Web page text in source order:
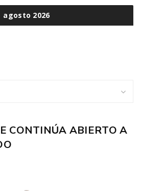
agosto 2026
CONTINÚA ABIERTO A